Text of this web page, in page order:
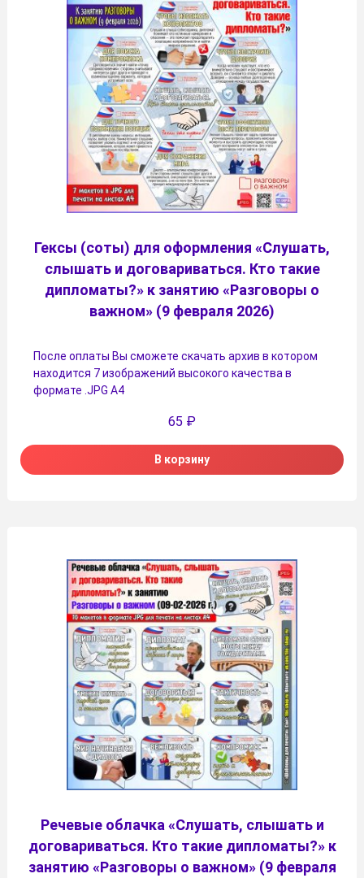
Гексы (соты) для оформления «Слушать,
слышать и договариваться. Кто такие
дипломаты?» к занятию «Разговоры о
важном» (9 февраля 2026)
После оплаты Вы сможете скачать архив в котором
находится 7 изображений высокого качества в
формате .JPG А4
65 ₽
В корзину
Речевые облачка «Слушать, слышать и
договариваться. Кто такие дипломаты?» к
занятию «Разговоры о важном» (9 февраля